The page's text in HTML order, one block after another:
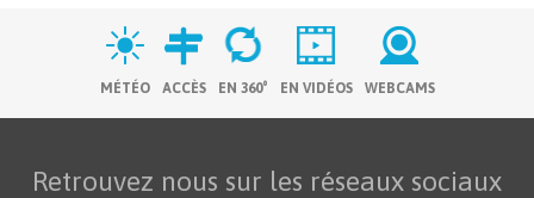
MÉTÉO ACCÈS EN 360° EN VIDÉOS WEBCAMS
Retrouvez nous sur les réseaux sociaux